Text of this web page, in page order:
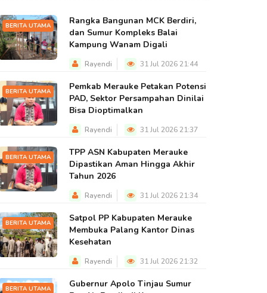
BERITA UTAMA
Rangka Bangunan MCK Berdiri,
dan Sumur Kompleks Balai
Kampung Wanam Digali
Rayendi 31 Jul 2026 21:44
BERITA UTAMA
Pemkab Merauke Petakan Potensi
PAD, Sektor Persampahan Dinilai
Bisa Dioptimalkan
Rayendi 31 Jul 2026 21:37
BERITA UTAMA
TPP ASN Kabupaten Merauke
Dipastikan Aman Hingga Akhir
Tahun 2026
Rayendi 31 Jul 2026 21:34
BERITA UTAMA
Satpol PP Kabupaten Merauke
Membuka Palang Kantor Dinas
Kesehatan
Rayendi 31 Jul 2026 21:32
BERITA UTAMA
Gubernur Apolo Tinjau Sumur